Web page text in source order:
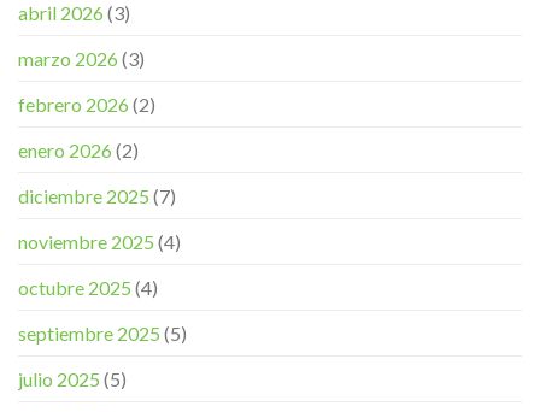
abril 2026 (3)
marzo 2026 (3)
febrero 2026 (2)
enero 2026 (2)
diciembre 2025 (7)
noviembre 2025 (4)
octubre 2025 (4)
septiembre 2025 (5)
julio 2025 (5)